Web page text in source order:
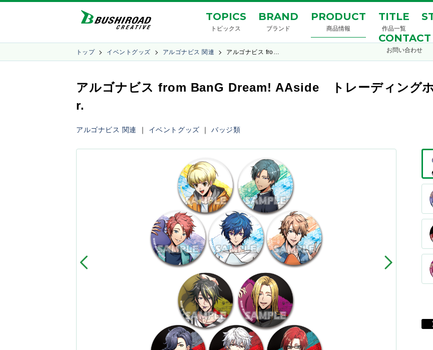
TOPICS
トピックス
BRAND
ブランド
PRODUCT
商品情報
TITLE
作品一覧
CONTACT
お問い合わせ
トップ イベントグッズ アルゴナビス 関連 アルゴナビス fro…
アルゴナビス from BanG Dream! AAside トレーディング
r.
アルゴナビス 関連 ｜ イベントグッズ ｜バッジ類